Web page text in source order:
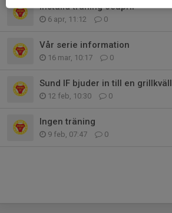
Inställd träning 6eapril
6 apr, 11:12 0
Vår serie information
16 mar, 10:17 0
Sund IF bjuder in till en grillkväll.
12 feb, 10:30 0
Ingen träning
9 feb, 07:47 0